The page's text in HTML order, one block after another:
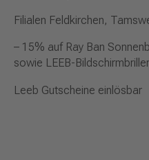
Filialen Feldkirchen,
– 15% auf Ray Ban
sowie LEEB-
Leeb Gutscheine einlösbar